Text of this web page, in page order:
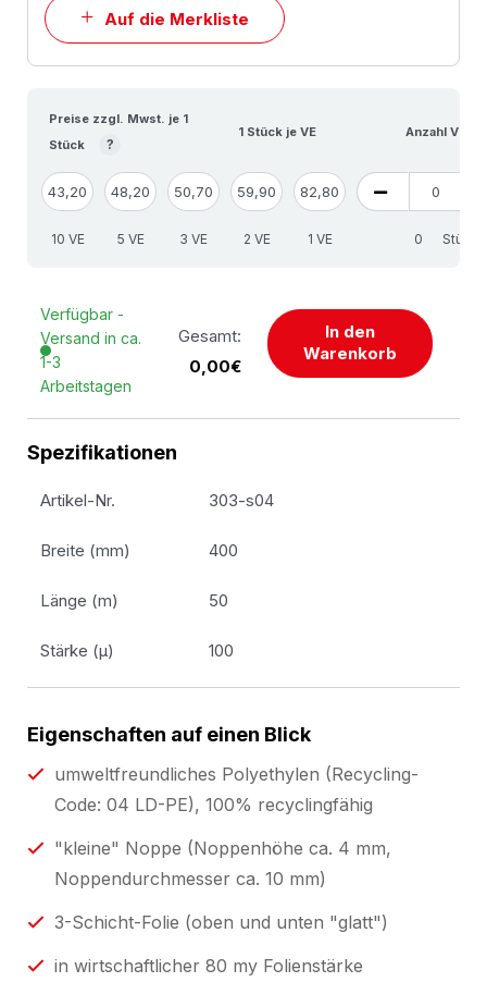
Auf die Merkliste
Preise zzgl. Mwst. je 1
Stück
?
1 Stück je VE Anzahl VE
43,20 48,20 50,70 59,90 82,80
10 VE 5 VE 3 VE 2 VE 1 VE Stück
Verfügbar -
Versand in ca.
1-3
Arbeitstagen
Gesamt:
0,00€
In den
Warenkorb
Spezifikationen
Artikel-Nr. 303-s04
Breite (mm) 400
Länge (m) 50
Stärke (µ) 100
Eigenschaften auf einen Blick
umweltfreundliches Polyethylen (Recycling-
Code: 04 LD-PE), 100% recyclingfähig
"kleine" Noppe (Noppenhöhe ca. 4 mm,
Noppendurchmesser ca. 10 mm)
3-Schicht-Folie (oben und unten "glatt")
in wirtschaftlicher 80 my Folienstärke